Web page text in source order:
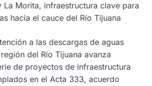
La Morita, infraestructura clave para
hacia el cauce del Río Tijuana
a las descargas de aguas
del Río Tijuana avanza
de proyectos de infraestructura
en el Acta 333, acuerdo